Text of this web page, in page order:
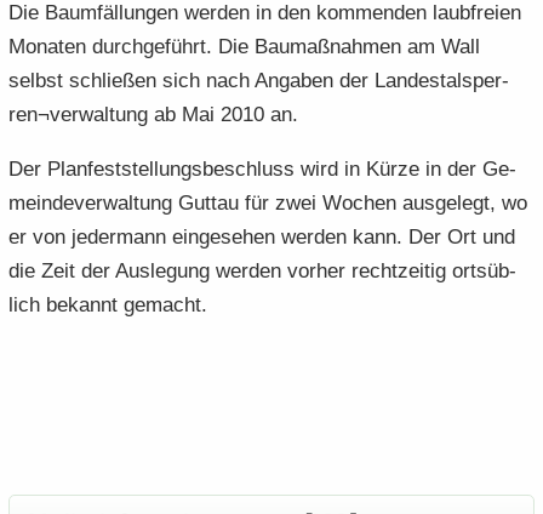
Die Baum­fäl­lun­gen wer­den in den kom­men­den laub­frei­en
Mo­na­ten durch­ge­führt. Die Bau­maß­nah­men am Wall
selbst schlie­ßen sich nach An­ga­ben der Lan­des­tal­sper­
ren¬ver­wal­tung ab Mai 2010 an.
Der Plan­fest­stel­lungs­be­schluss wird in Kürze in der Ge­
mein­de­ver­wal­tung Gut­tau für zwei Wo­chen aus­ge­legt, wo
er von je­der­mann ein­ge­se­hen wer­den kann. Der Ort und
die Zeit der Aus­le­gung wer­den vor­her recht­zei­tig orts­üb­
lich be­kannt ge­macht.